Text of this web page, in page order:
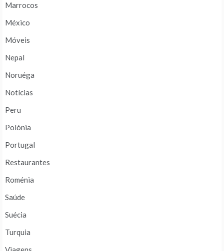
Marrocos
México
Móveis
Nepal
Noruéga
Notícias
Peru
Polónia
Portugal
Restaurantes
Roménia
Saúde
Suécia
Turquia